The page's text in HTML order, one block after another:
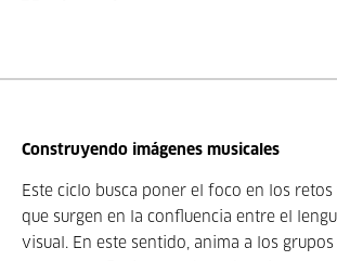
Construyendo imágenes musicales
Este ciclo busca poner el foco en los
que surgen en la confluencia entre el
visual. En este sentido, anima a los grupos